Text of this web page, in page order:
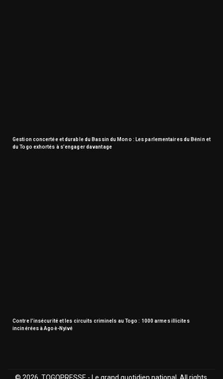
Gestion concertée et durable du Bassin du Mono : Les parlementaires du Bénin et
du Togo exhortés à s’engager davantage
Contre l’insécurité et les circuits criminels au Togo : 1000 armes illicites
incinérées à Agoè-Nyivé